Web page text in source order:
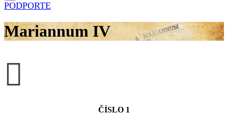
PODPORTE
Mariannum IV

ČÍSLO 1